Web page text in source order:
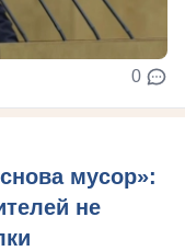
0
мусор»:
не